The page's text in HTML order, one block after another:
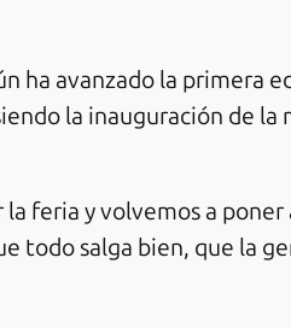
ha avanzado la primera
la inauguración de la
feria y volvemos a
todo salga bien, que la